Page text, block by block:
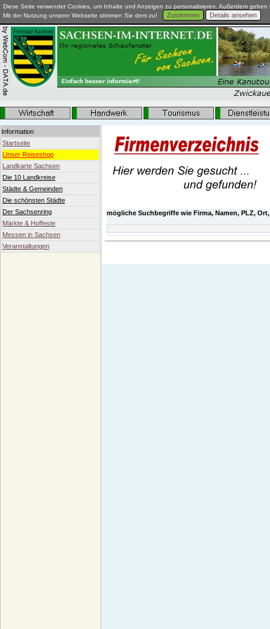
Diese Seite verwendet Cookies, um Inhalte und Anzeigen zu personalisieren. Außerdem
Mit der Nutzung unserer Webseite stimmen Sie dem zu!
Zustimmen Details ansehen
Information
Startseite
Unser Reiseshop
Landkarte Sachsen
Die 10 Landkreise
Städte & Gemeinden
Die schönsten Städte
Der Sachsenring
Märkte & Hoffeste
Messen in Sachsen
Veranstaltungen
mögliche Suchbegriffe wie Firma, Namen, PLZ,